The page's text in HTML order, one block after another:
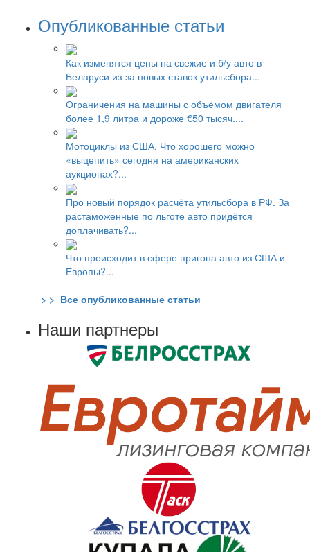
Опубликованные статьи
Как изменятся цены на свежие и б/у авто в
Беларуси из-за новых ставок утильсбора...
Ограничения на машины с объёмом двигателя
более 1,9 литра и дороже €50 тысяч....
Мотоциклы из США. Что хорошего можно
«выцепить» сегодня на американских
аукционах?...
Про новый порядок расчёта утильсбора в РФ. За
растаможенные по льготе авто придётся
доплачивать?...
Что происходит в сфере пригона авто из США и
Европы?...
> > Все опубликованные статьи
Наши партнеры